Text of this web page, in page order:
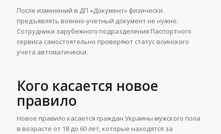
После изменений в ДП «Документ» физически
предъявлять военно-учетный документ не нужно.
Сотрудники зарубежного подразделения Паспортного
сервиса самостоятельно проверяют статус воинского
учета автоматически.
Кого касается новое
правило
Новое правило касается граждан Украины мужского пола
в возрасте от 18 до 60 лет, которые находятся за